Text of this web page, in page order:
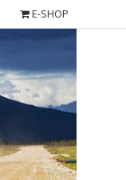
E-SHOP